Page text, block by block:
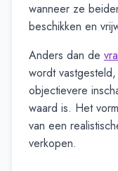
wanneer ze
beschikken en
Anders dan de
wordt
objectievere
waard is. Het
van een
verkopen.